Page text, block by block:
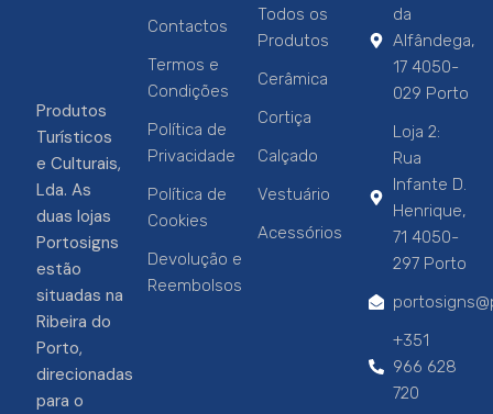
Produtos
Turísticos
e Culturais,
Lda. As
duas lojas
Portosigns
estão
situadas na
Ribeira do
Porto,
direcionadas
para o
Contactos
Termos e
Condições
Política de
Privacidade
Política de
Cookies
Devolução e
Reembolsos
Todos os
Produtos
Cerâmica
Cortiça
Calçado
Vestuário
Acessórios
da
Alfândega,
17 4050-
029 Porto
Loja 2:
Rua
Infante D.
Henrique,
71 4050-
297 Porto
+351
966 628
720